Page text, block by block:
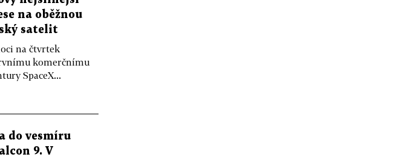
na oběžnou
satelit
na čtvrtek
komerčnímu
SpaceX...
do vesmíru
9. V